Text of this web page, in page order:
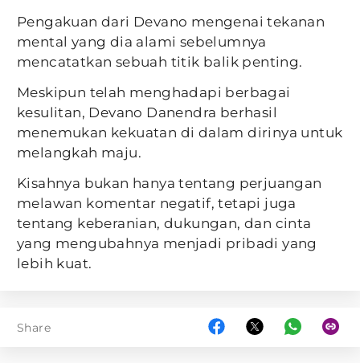
Pengakuan dari Devano mengenai tekanan
mental yang dia alami sebelumnya
mencatatkan sebuah titik balik penting.
Meskipun telah menghadapi berbagai
kesulitan, Devano Danendra berhasil
menemukan kekuatan di dalam dirinya untuk
melangkah maju.
Kisahnya bukan hanya tentang perjuangan
melawan komentar negatif, tetapi juga
tentang keberanian, dukungan, dan cinta
yang mengubahnya menjadi pribadi yang
lebih kuat.
Share